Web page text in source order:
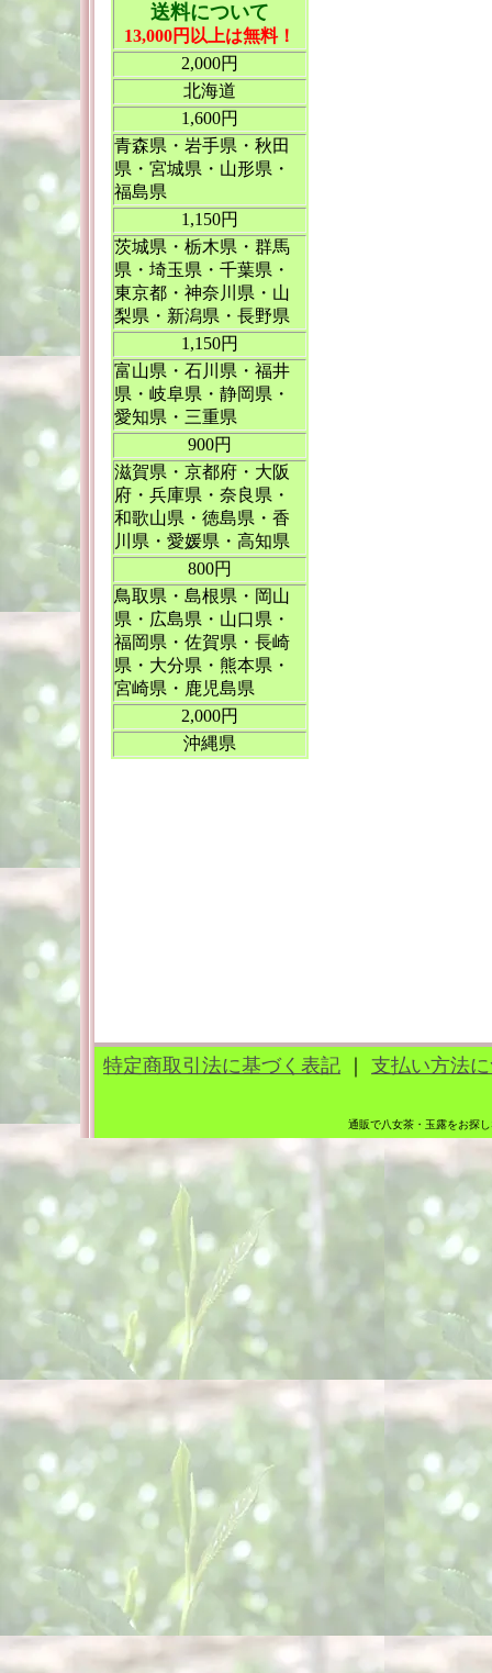
送料について
13,000円以上は無料！
2,000円
北海道
1,600円
青森県・岩手県・秋田
県・宮城県・山形県・
福島県
1,150円
茨城県・栃木県・群馬
県・埼玉県・千葉県・
東京都・神奈川県・山
梨県・新潟県・長野県
1,150円
富山県・石川県・福井
県・岐阜県・静岡県・
愛知県・三重県
900円
滋賀県・京都府・大阪
府・兵庫県・奈良県・
和歌山県・徳島県・香
川県・愛媛県・高知県
800円
鳥取県・島根県・岡山
県・広島県・山口県・
福岡県・佐賀県・長崎
県・大分県・熊本県・
宮崎県・鹿児島県
2,000円
沖縄県
特定商取引法に基づく表記 支払い方法
通販で八女茶・玉露をお探